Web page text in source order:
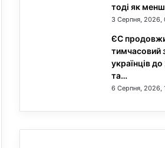
тоді як
3 Серпня, 2026,
ЄС
тимчасовий
українців
та…
6 Серпня, 2026,